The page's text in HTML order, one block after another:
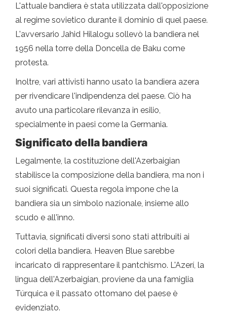
L'attuale bandiera è stata utilizzata dall'opposizione
al regime sovietico durante il dominio di quel paese.
L'avversario Jahid Hilalogu sollevò la bandiera nel
1956 nella torre della Doncella de Baku come
protesta.
Inoltre, vari attivisti hanno usato la bandiera azera
per rivendicare l'indipendenza del paese. Ciò ha
avuto una particolare rilevanza in esilio,
specialmente in paesi come la Germania.
Significato della bandiera
Legalmente, la costituzione dell'Azerbaigian
stabilisce la composizione della bandiera, ma non i
suoi significati. Questa regola impone che la
bandiera sia un simbolo nazionale, insieme allo
scudo e all'inno.
Tuttavia, significati diversi sono stati attribuiti ai
colori della bandiera. Heaven Blue sarebbe
incaricato di rappresentare il pantchismo. L'Azerí, la
lingua dell'Azerbaigian, proviene da una famiglia
Túrquica e il passato ottomano del paese è
evidenziato.